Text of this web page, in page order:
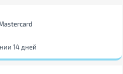
14 дней